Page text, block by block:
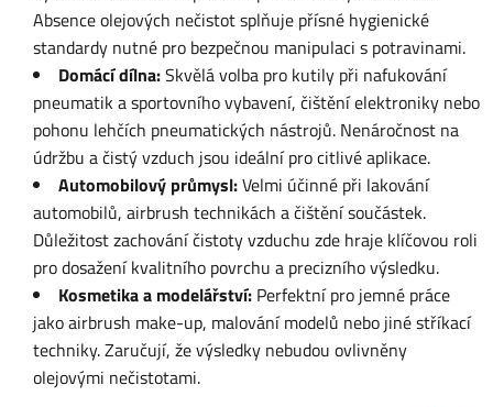
Absence olejových nečistot splňuje přísné hygienické
standardy nutné pro bezpečnou manipulaci s potravinami.
Domácí dílna:Skvělá volba pro kutily při nafukování
pneumatik a sportovního vybavení, čištění elektroniky nebo
pohonu lehčích pneumatických nástrojů. Nenáročnost na
údržbu a čistý vzduch jsou ideální pro citlivé aplikace.
Automobilový průmysl:Velmi účinné při lakování
automobilů, airbrush technikách a čištění součástek.
Důležitost zachování čistoty vzduchu zde hraje klíčovou roli
pro dosažení kvalitního povrchu a precizního výsledku.
Kosmetika a modelářství: Perfektní pro jemné práce
jako airbrush make-up, malování modelů nebo jiné stříkací
techniky. Zaručují, že výsledky nebudou ovlivněny
olejovými nečistotami.